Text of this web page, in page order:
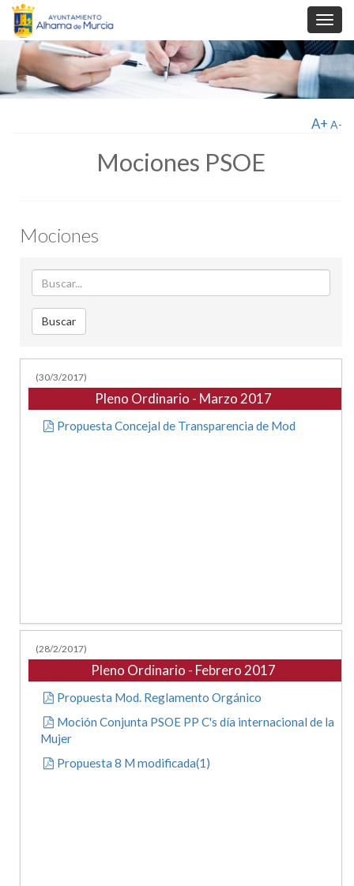
A+ A-
Mociones PSOE
Mociones
Buscar
Buscar
(30/3/2017)
Pleno Ordinario - Marzo 2017
Propuesta Concejal de Transparencia de Mod
(28/2/2017)
Pleno Ordinario - Febrero 2017
Propuesta Mod. Reglamento Orgánico
Moción Conjunta PSOE PP C's día internacional de la
Mujer
Propuesta 8 M modificada(1)